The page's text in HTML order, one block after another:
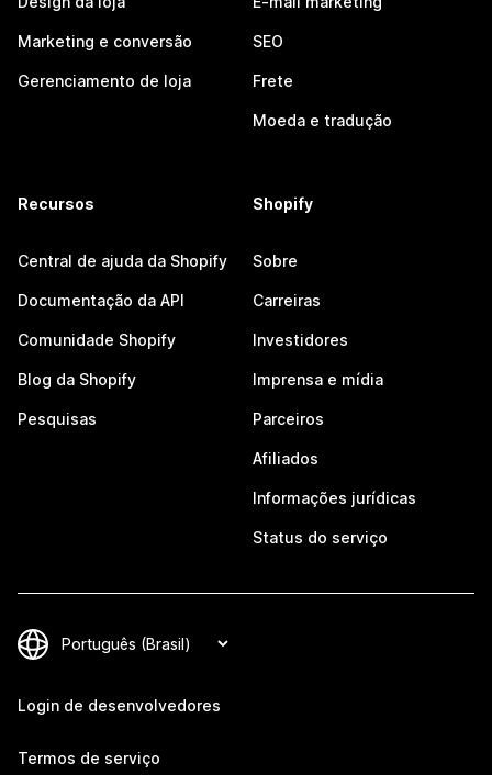
Marketing e conversão
Gerenciamento de loja
SEO
Frete
Moeda e tradução
Recursos
Central de ajuda da Shopify
Documentação da API
Comunidade Shopify
Blog da Shopify
Pesquisas
Shopify
Sobre
Carreiras
Investidores
Imprensa e mídia
Parceiros
Afiliados
Informações jurídicas
Status do serviço
Login de desenvolvedores
Termos de serviço